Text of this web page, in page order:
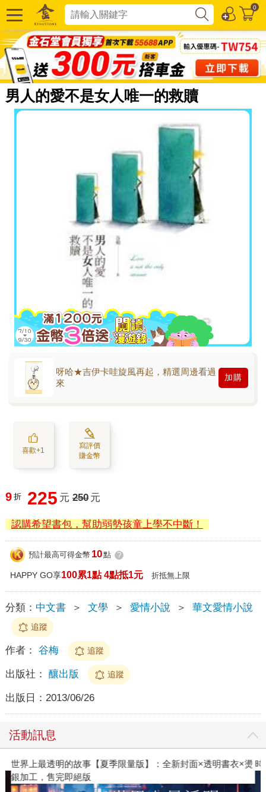
0
男人的愛不是女人唯一的救贖
呀哈★吉伊卡哇旋風再起，精選周邊看過
來
加購
喜歡+1
寫評價
賺金幣
9 折 225 元 250 元
認購希望書包，幫助弱勢孩童上學不中斷！
預計最高可得金幣 10點 ?
HAPPY GO享100累1點 4點抵1元 折抵無上限
分類： 中文書 ＞ 文學 ＞ 愛情小說 ＞ 華文愛情小說
追蹤
作者： 谷梅 追蹤
出版社： 釀出版 追蹤
出版日： 2013/06/26
活動訊息
世界上最透明的故事【夏季限量版】：全新封面×透明書衣×燙
銀加工，售完即絕版
時